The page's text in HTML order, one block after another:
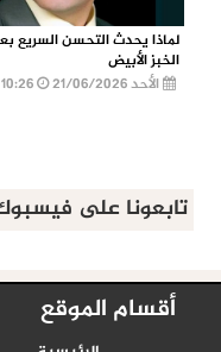
لماذا يحدث التحسن السريع
الخبز الأبيض
الأحد 21/06/2026
تابعونا على
أقسام الموقع